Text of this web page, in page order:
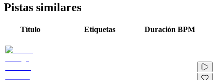
Pistas similares
Título Etiquetas Duración BPM